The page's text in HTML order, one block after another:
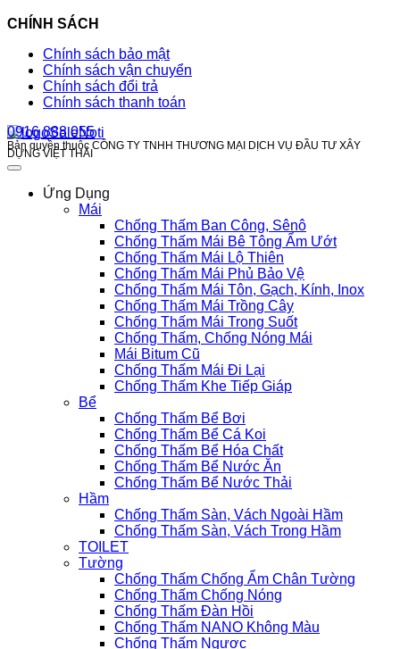
CHÍNH SÁCH
Chính sách bảo mật
Chính sách vận chuyển
Chính sách đổi trả
Chính sách thanh toán
0916 888 055
Bản quyền thuộc CÔNG TY TNHH THƯƠNG MẠI DỊCH VỤ ĐẦU TƯ XÂY
DỰNG VIỆT THÁI
Ứng Dụng
Mái
Chống Thấm Ban Công, Sênô
Chống Thấm Mái Bê Tông Ẩm Ướt
Chống Thấm Mái Lộ Thiên
Chống Thấm Mái Phủ Bảo Vệ
Chống Thấm Mái Tôn, Gạch, Kính, Inox
Chống Thấm Mái Trồng Cây
Chống Thấm Mái Trong Suốt
Chống Thấm, Chống Nóng Mái
Mái Bitum Cũ
Chống Thấm Mái Đi Lại
Chống Thấm Khe Tiếp Giáp
Bể
Chống Thấm Bể Bơi
Chống Thấm Bể Cá Koi
Chống Thấm Bể Hóa Chất
Chống Thấm Bể Nước Ăn
Chống Thấm Bể Nước Thải
Hầm
Chống Thấm Sàn, Vách Ngoài Hầm
Chống Thấm Sàn, Vách Trong Hầm
TOILET
Tường
Chống Thấm Chống Ẩm Chân Tường
Chống Thấm Chống Nóng
Chống Thấm Đàn Hồi
Chống Thấm NANO Không Màu
Chống Thấm Ngược